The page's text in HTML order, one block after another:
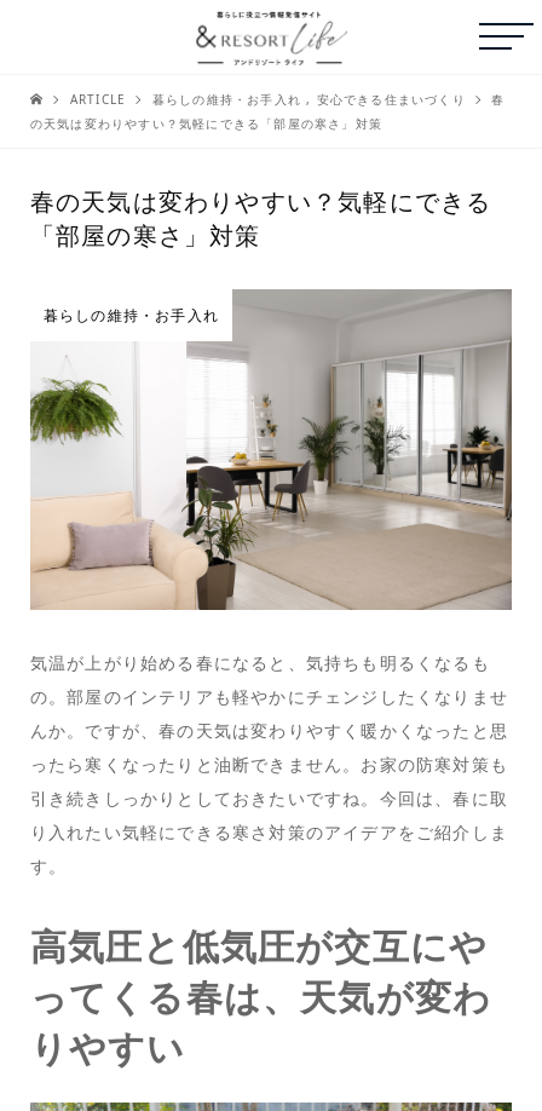
ARTICLE 暮らしの維持・お手入れ , 安心できる住まいづくり
春
の天気は変わりやすい？気軽にできる「部屋の寒さ」対策
春の天気は変わりやすい？気軽にできる
「部屋の寒さ」対策
暮らしの維持・お手入れ
気温が上がり始める春になると、気持ちも明るくなるも
の。部屋のインテリアも軽やかにチェンジしたくなりませ
んか。ですが、春の天気は変わりやすく暖かくなったと思
ったら寒くなったりと油断できません。お家の防寒対策も
引き続きしっかりとしておきたいですね。今回は、春に取
り入れたい気軽にできる寒さ対策のアイデアをご紹介しま
す。
高気圧と低気圧が交互にや
ってくる春は、天気が変わ
りやすい